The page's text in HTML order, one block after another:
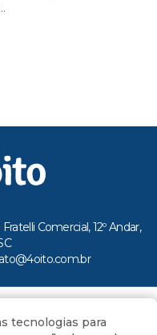
Comercial, 12º Andar,
ao Portal 4oito
tecnologias para